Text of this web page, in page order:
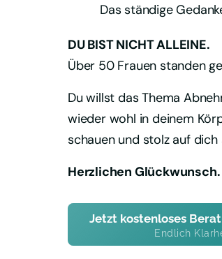
Das ständige
Über 50 Frauen standen
Du willst das Thema
wieder wohl in deinem
schauen und stolz auf dich
Herzlichen
Jetzt kostenloses
Endlich